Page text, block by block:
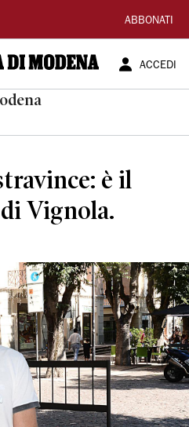
ABBONATI
ACCEDI
è il
Vignola.